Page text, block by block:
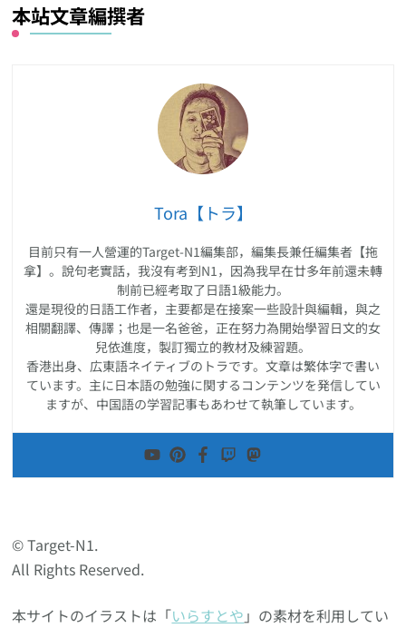
本站文章編撰者
Tora【トラ】
目前只有一人營運的Target-N1編集部，編集長兼任編集者【拖
拿】。說句老實話，我沒有考到N1，因為我早在廿多年前還未轉
制前已經考取了日語1級能力。
還是現役的日語工作者，主要都是在接案一些設計與編輯，與之
相關翻譯、傳譯；也是一名爸爸，正在努力為開始學習日文的女
兒依進度，製訂獨立的教材及練習題。
香港出身、広東語ネイティブのトラです。文章は繁体字で書い
ています。主に日本語の勉強に関するコンテンツを発信してい
ますが、中国語の学習記事もあわせて執筆しています。
© Target-N1.
All Rights Reserved.
本サイトのイラストは「いらすとや 」の素材を利用してい